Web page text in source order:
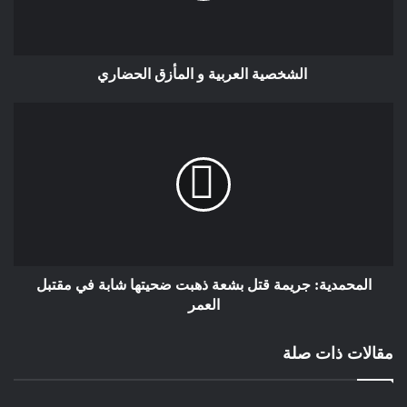
حقوقهم و في تشريد العائلات و في وقوع الجرائم… و هناك مَن
يبيعون أصواتَهم أثناء الانتخابات بثمنٍ بخسٍ غير مُكثرتين أن تصرُّفَهم
مصدرا لراتبٍ شهري لا يستحقونه. و هناك مَن يُزوِّر الفواتير. و هناك
مَن يغشُّ في البيع و الشراء و في الامتحانات و في الوزن… و هناك
مَن يتهرَّب من الضرائب. و هناك مَن يستعمل شبكات التَّواصل
أما فُقدان الضمير البالغ الخطورة، فإنه يوجد في عالم السياسة. و قد
لا أبالغُ إذا قلتُ إن السياسةَ، كما هي ممارسَةٌ اليوم في هذا البلد
الفُرصةُ لأذكِّرَ بأننا، عندما نتحدَّثُ عن الضمير، ما يخطر ببالنا في أول
الشخصية العربية و المأزق الحضاري
المحمدية: جريمة قتل بشعة ذهبت ضحيتها شابة في مقتبل
العمر
مقالات ذات صلة